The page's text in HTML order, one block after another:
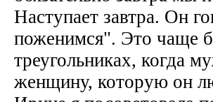
Наступает завтра. Он
поженимся". Это чаще
треугольниках, когда
женщину, которую он